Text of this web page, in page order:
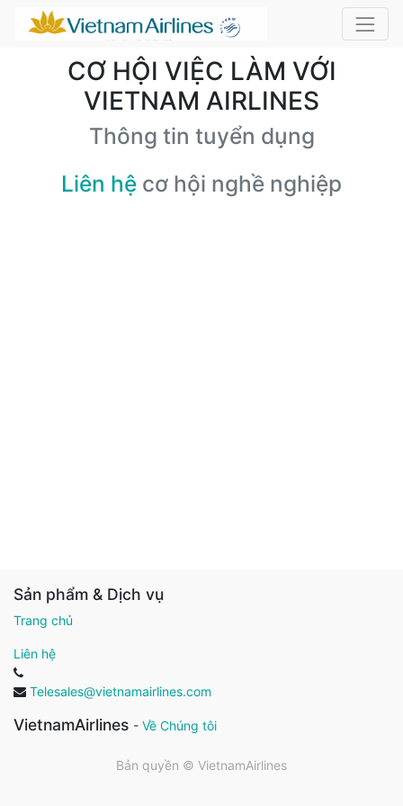
CƠ HỘI VIỆC LÀM VỚI
VIETNAM AIRLINES
Thông tin tuyển dụng
Liên hệ cơ hội nghề nghiệp
Sản phẩm & Dịch vụ
Trang chủ
Liên hệ
Telesales@vietnamairlines.com
VietnamAirlines - Về Chúng tôi
Bản quyền © VietnamAirlines